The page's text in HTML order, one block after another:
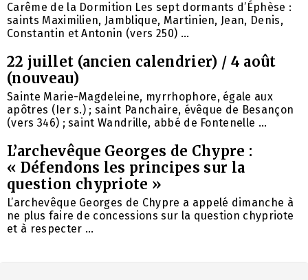
Carême de la Dormition Les sept dormants d’Éphèse :
saints Maximilien, Jamblique, Martinien, Jean, Denis,
Constantin et Antonin (vers 250) ...
22 juillet (ancien calendrier) / 4 août
(nouveau)
Sainte Marie-Magdeleine, myrrhophore, égale aux
apôtres (Ier s.) ; saint Panchaire, évêque de Besançon
(vers 346) ; saint Wandrille, abbé de Fontenelle ...
L’archevêque Georges de Chypre :
« Défendons les principes sur la
question chypriote »
L’archevêque Georges de Chypre a appelé dimanche à
ne plus faire de concessions sur la question chypriote
et à respecter ...